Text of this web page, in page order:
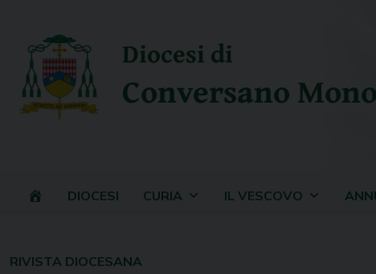
content
Diocesi di
Conversano
DIOCESI CURIA IL VESCOVO
RIVISTA DIOCESANA